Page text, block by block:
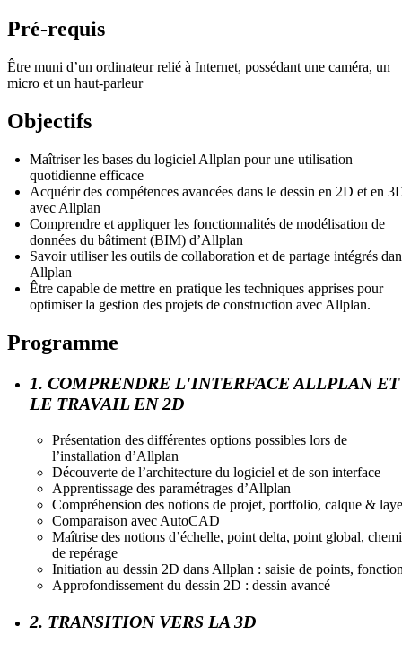
Pré-requis
Être muni d’un ordinateur relié à Internet, possédant une caméra, un
micro et un haut-parleur
Objectifs
Maîtriser les bases du logiciel Allplan pour une utilisation
quotidienne efficace
Acquérir des compétences avancées dans le dessin en 2D et en
avec Allplan
Comprendre et appliquer les fonctionnalités de modélisation de
données du bâtiment (BIM) d’Allplan
Savoir utiliser les outils de collaboration et de partage intégrés
Allplan
Être capable de mettre en pratique les techniques apprises pour
optimiser la gestion des projets de construction avec Allplan.
Programme
1. COMPRENDRE L'INTERFACE ALLPLAN ET
LE TRAVAIL EN 2D
Présentation des différentes options possibles lors de
l’installation d’Allplan
Découverte de l’architecture du logiciel et de son interface
Apprentissage des paramétrages d’Allplan
Compréhension des notions de projet, portfolio, calque &
Comparaison avec AutoCAD
Maîtrise des notions d’échelle, point delta, point global,
de repérage
Initiation au dessin 2D dans Allplan : saisie de points,
Approfondissement du dessin 2D : dessin avancé
2. TRANSITION VERS LA 3D